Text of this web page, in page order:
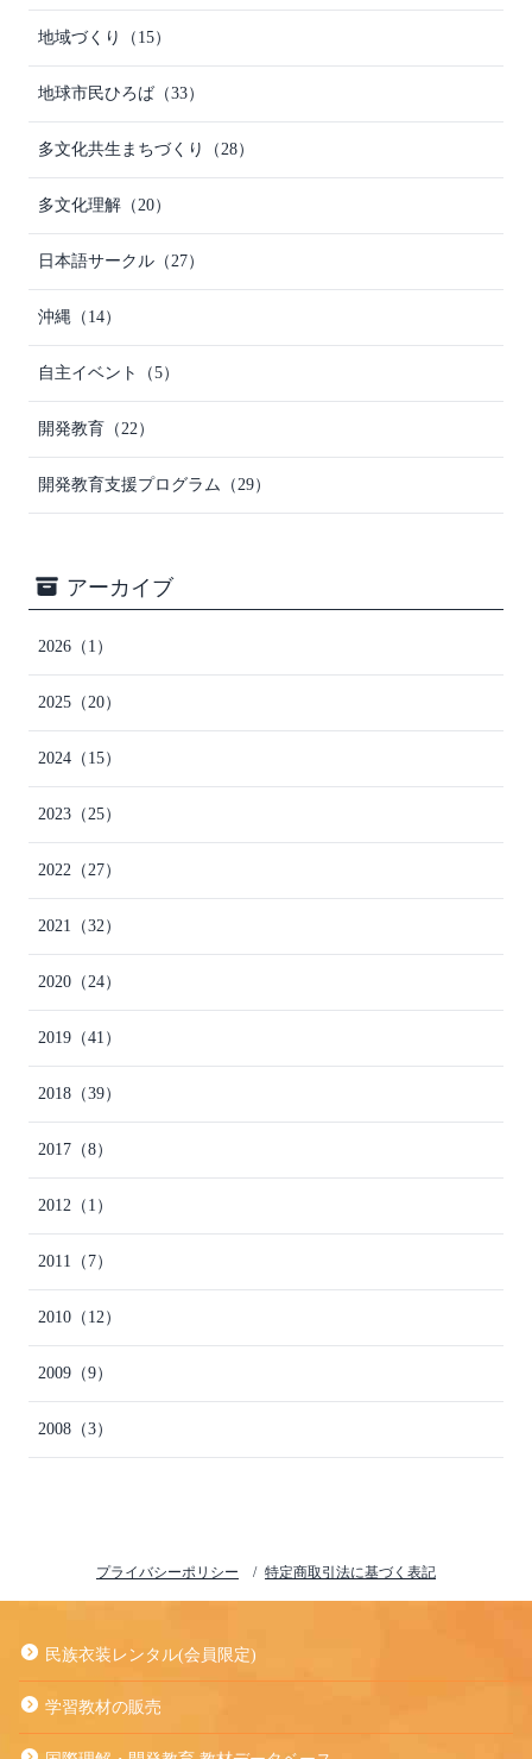
地域づくり （15）
地球市民ひろば （33）
多文化共生まちづくり （28）
多文化理解 （20）
日本語サークル （27）
沖縄 （14）
自主イベント （5）
開発教育 （22）
開発教育支援プログラム （29）
アーカイブ
2026 （1）
2025 （20）
2024 （15）
2023 （25）
2022 （27）
2021 （32）
2020 （24）
2019 （41）
2018 （39）
2017 （8）
2012 （1）
2011 （7）
2010 （12）
2009 （9）
2008 （3）
プライバシーポリシー 特定商取引法に基づく表記
民族衣装レンタル(会員限定)
学習教材の販売